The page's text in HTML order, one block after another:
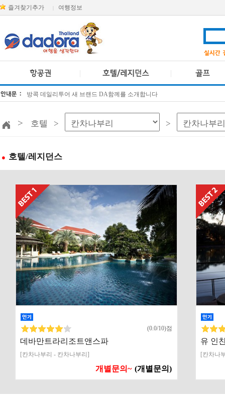
즐겨찾기추가 여행정보
방콕 데일리투어 새 브랜드 DA함께를 소개합니다
> 호텔 > >
● 호텔/레지던스
(0.0/10)점
데바만트라리조트앤스파
[칸차나부리 - 칸차나부리]
개별문의~ (개별문의)
유 인
[칸차나